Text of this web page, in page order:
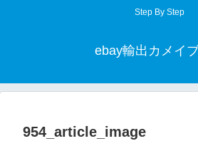
Step By Step
ebay輸出カメイ
954_article_image